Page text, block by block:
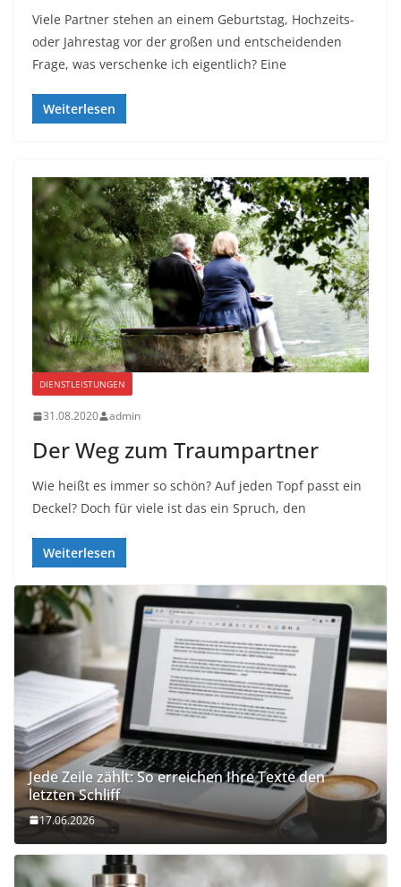
Viele Partner stehen an einem Geburtstag, Hochzeits-
oder Jahrestag vor der großen und entscheidenden
Frage, was verschenke ich eigentlich? Eine
Weiterlesen
DIENSTLEISTUNGEN
31.08.2020 admin
Der Weg zum Traumpartner
Wie heißt es immer so schön? Auf jeden Topf passt ein
Deckel? Doch für viele ist das ein Spruch, den
Weiterlesen
Jede Zeile zählt: So erreichen Ihre Texte den
letzten Schliff
17.06.2026